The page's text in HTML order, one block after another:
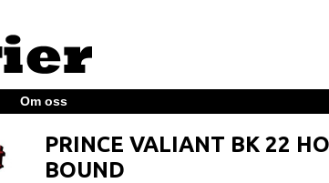
Om oss
PRINCE VALIANT BK 22
BOUND